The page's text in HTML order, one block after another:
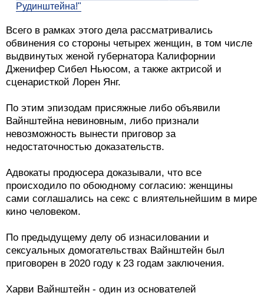
Рудинштейна!"
Всего в рамках этого дела рассматривались
обвинения со стороны четырех женщин, в том числе
выдвинутых женой губернатора Калифорнии
Дженифер Сибел Ньюсом, а также актрисой и
сценаристкой Лорен Янг.
По этим эпизодам присяжные либо объявили
Вайнштейна невиновным, либо признали
невозможность вынести приговор за
недостаточностью доказательств.
Адвокаты продюсера доказывали, что все
происходило по обоюдному согласию: женщины
сами соглашались на секс с влиятельнейшим в мире
кино человеком.
По предыдущему делу об изнасиловании и
сексуальных домогательствах Вайнштейн был
приговорен в 2020 году к 23 годам заключения.
Харви Вайнштейн - один из основателей